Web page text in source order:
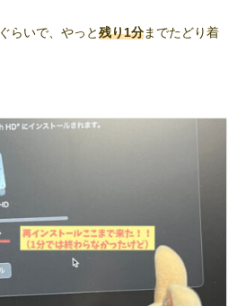
ぐらいで、やっと残り1分までたどり着